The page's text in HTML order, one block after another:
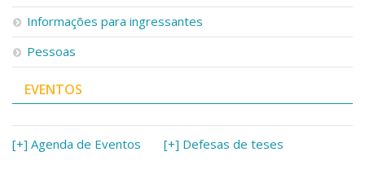
Informações para ingressantes
Pessoas
EVENTOS
[+] Agenda de Eventos [+] Defesas de teses